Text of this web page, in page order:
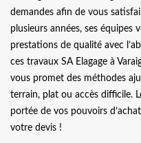
demandes afin de vous
plusieurs années, ses équipes
prestations de qualité avec
ces travaux SA Elagage à
vous promet des méthodes
terrain, plat ou accès difficile.
portée de vos pouvoirs
votre devis !